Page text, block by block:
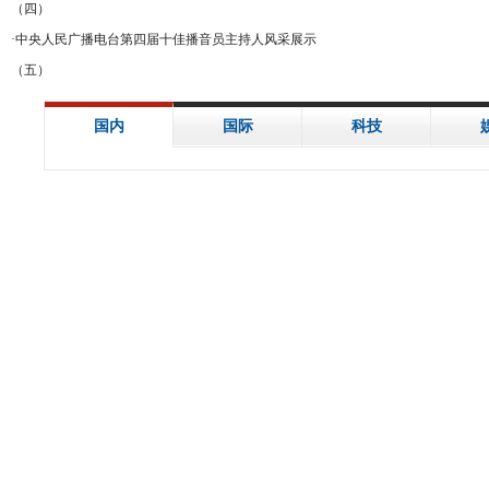
（四）
·中央人民广播电台第四届十佳播音员主持人风采展示
（五）